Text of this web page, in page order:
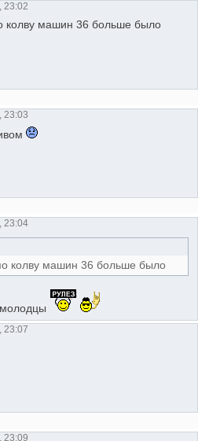
23:02
колву машин 36 больше было
23:03
23:04
колву машин 36 больше было
23:07
23:09